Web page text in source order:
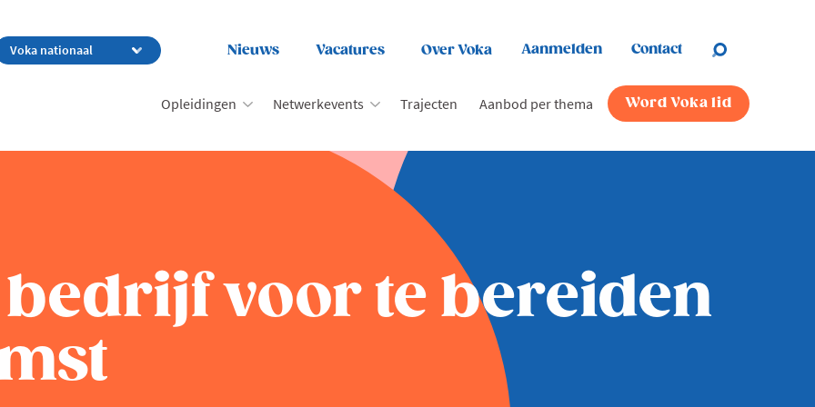
Nieuws Vacatures Over Voka Aanmelden Contact
Opleidingen Netwerkevents Trajecten Aanbod per thema Word Voka lid
voor te bereiden